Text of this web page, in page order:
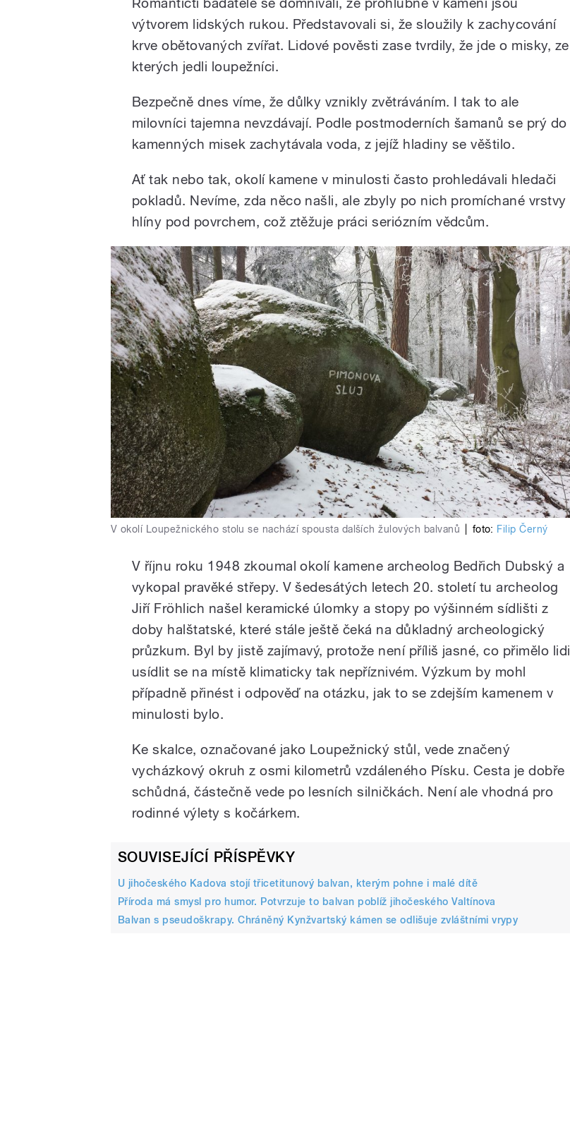
výtvorem lidských rukou. Představovali si, že sloužily k zachycování
krve obětovaných zvířat. Lidové pověsti zase tvrdily, že jde o misky, ze
kterých jedli loupežníci.
Bezpečně dnes víme, že důlky vznikly zvětráváním. I tak to ale
milovníci tajemna nevzdávají. Podle postmoderních šamanů se prý do
kamenných misek zachytávala voda, z jejíž hladiny se věštilo.
Ať tak nebo tak, okolí kamene v minulosti často prohledávali hledači
pokladů. Nevíme, zda něco našli, ale zbyly po nich promíchané vrstvy
hlíny pod povrchem, což ztěžuje práci seriózním vědcům.
V okolí Loupežnického stolu se nachází spousta dalších žulových balvanů foto: Filip Černý
V říjnu roku 1948 zkoumal okolí kamene archeolog Bedřich Dubský a
vykopal pravěké střepy. V šedesátých letech 20. století tu archeolog
Jiří Fröhlich našel keramické úlomky a stopy po výšinném sídlišti z
doby halštatské, které stále ještě čeká na důkladný archeologický
průzkum. Byl by jistě zajímavý, protože není příliš jasné, co přimělo lidi
usídlit se na místě klimaticky tak nepříznivém. Výzkum by mohl
případně přinést i odpověď na otázku, jak to se zdejším kamenem v
minulosti bylo.
Ke skalce, označované jako Loupežnický stůl, vede značený
vycházkový okruh z osmi kilometrů vzdáleného Písku. Cesta je dobře
schůdná, částečně vede po lesních silničkách. Není ale vhodná pro
rodinné výlety s kočárkem.
SOUVISEJÍCÍ PŘÍSPĚVKY
U jihočeského Kadova stojí třicetitunový balvan, kterým pohne i malé dítě
Příroda má smysl pro humor. Potvrzuje to balvan poblíž jihočeského Valtínova
Balvan s pseudoškrapy. Chráněný Kynžvartský kámen se odlišuje zvláštními vrypy